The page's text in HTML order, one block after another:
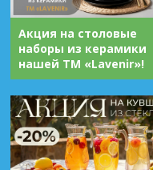
Акция на столовые
наборы из керамики
нашей ТМ «Lavenir»!